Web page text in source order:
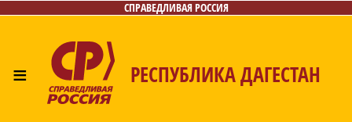
СПРАВЕДЛИВАЯ РОССИЯ
≡ РЕСПУБЛИКА ДАГЕСТАН